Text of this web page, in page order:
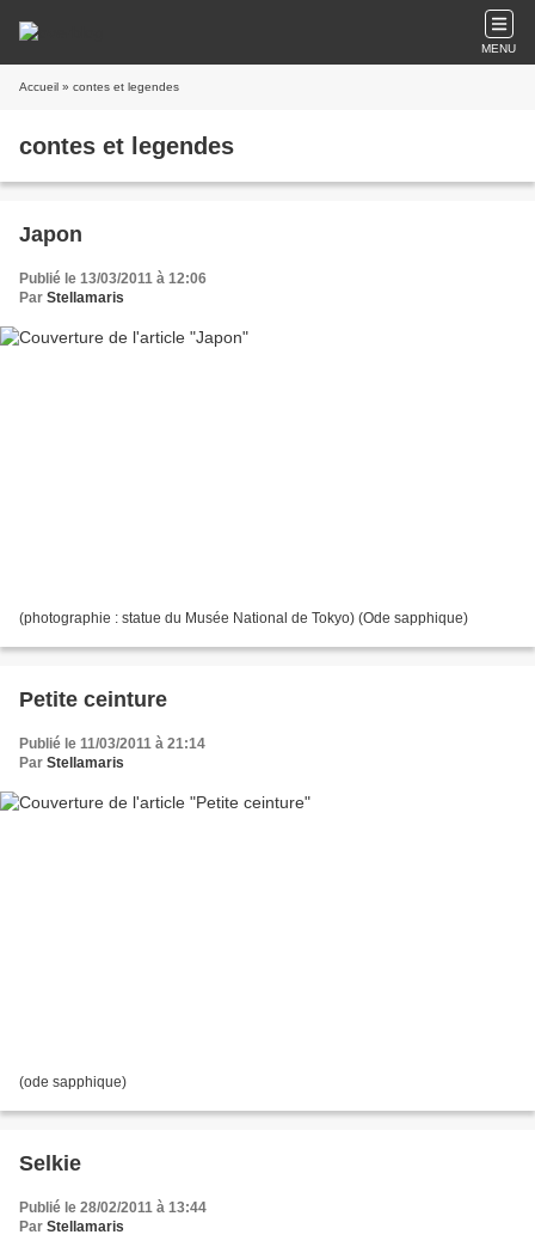
MENU
Accueil » contes et legendes
contes et legendes
Japon
Publié le 13/03/2011 à 12:06
Par Stellamaris
(photographie : statue du Musée National de Tokyo) (Ode sapphique)
Petite ceinture
Publié le 11/03/2011 à 21:14
Par Stellamaris
(ode sapphique)
Selkie
Publié le 28/02/2011 à 13:44
Par Stellamaris